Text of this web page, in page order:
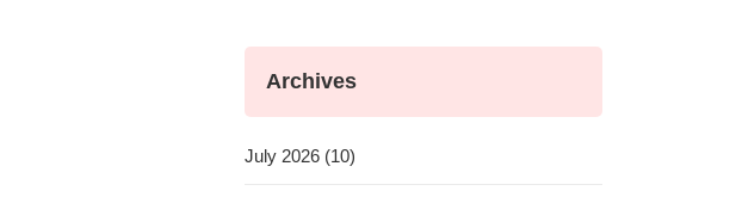
Archives
July 2026 (10)